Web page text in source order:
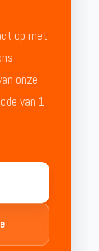
op met
onze
van 1